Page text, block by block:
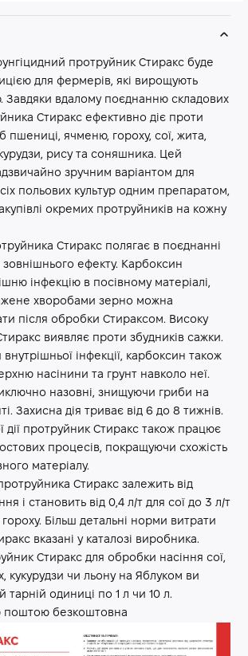
протруйник Стиракс буде
для фермерів, які вирощують
Завдяки вдалому поєднанню складових
Стиракс ефективно діє проти
пшениці, ячменю, гороху, сої, жита,
рису та соняшника. Цей
зручним варіантом для
польових культур одним препаратом,
окремих протруйників на кожну
Стиракс полягає в поєднанні
зовнішнього ефекту. Карбоксин
інфекцію в посівному матеріалі,
хворобами зерно можна
після обробки Стираксом. Високу
виявляє проти збудників сажки.
інфекції, карбоксин також
насінини та грунт навколо неї.
назовні, знищуючи гриби на
Захисна дія триває від 6 до 8 тижнів.
дії протруйник Стиракс також працює
процесів, покращуючи схожість
матеріалу.
Стиракс залежить від
і становить від 0,4 л/т для сої до 3 л/т
Більш детальні норми витрати
вказані у каталозі виробника.
Стиракс для обробки насіння сої,
кукурудзи чи льону на Яблуком ви
тарній одиниці по 1 л чи 10 л.
поштою безкоштовна